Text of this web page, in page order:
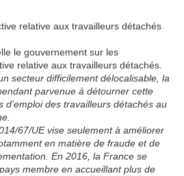
relative aux travailleurs détachés
le gouvernement sur les
relative aux travailleurs détachés.
secteur difficilement délocalisable, la
parvenue à détourner cette
d’emploi des travailleurs détachés au
67/UE vise seulement à améliorer
en matière de fraude et de
En 2016, la France se
membre en accueillant plus de